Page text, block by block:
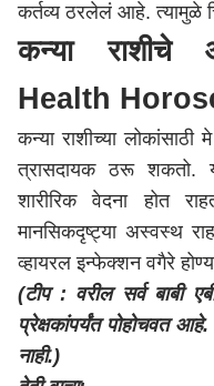
कर्तव्य ठरलेलं आहे. त्यामुळे
कन्या राशीचे
Health
कन्या राशीच्या लोकांसाठी
त्रासदायक ठरू शकतो.
शारीरिक वेदना होत
मानसिकदृष्ट्या अस्वस्थ
व्हायरल इन्फेक्शन वगैरे
(टीप : वरील सर्व बाबी
प्रेक्षकांपर्यंत पोहोचवत
नाही.)